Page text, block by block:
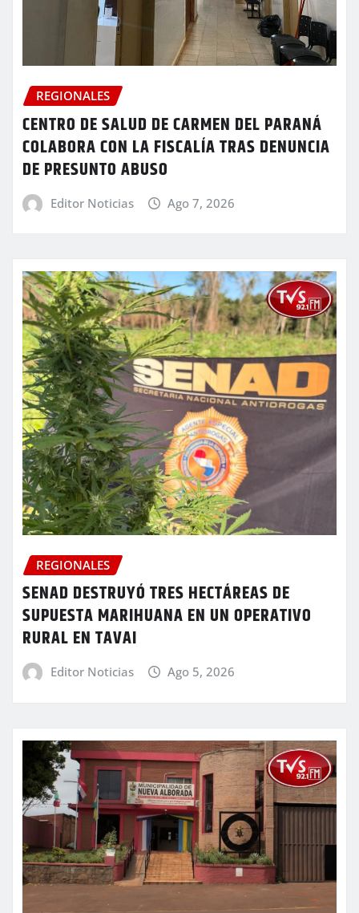
REGIONALES
CENTRO DE SALUD DE CARMEN DEL PARANÁ
COLABORA CON LA FISCALÍA TRAS DENUNCIA
DE PRESUNTO ABUSO
Editor Noticias Ago 7, 2026
REGIONALES
SENAD DESTRUYÓ TRES HECTÁREAS DE
SUPUESTA MARIHUANA EN UN OPERATIVO
RURAL EN TAVAI
Editor Noticias Ago 5, 2026